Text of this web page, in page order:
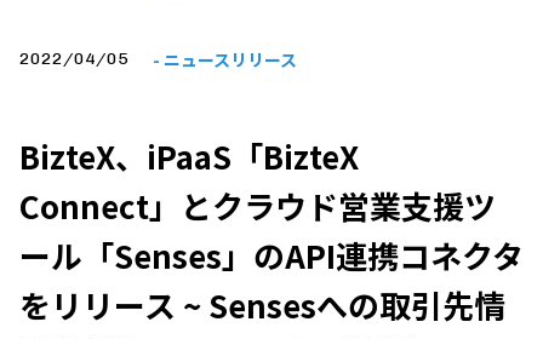
2022/04/05 - ニュースリリース
BizteX、iPaaS「BizteX
Connect」とクラウド営業支援ツ
ール「Senses」のAPI連携コネクタ
をリリース ~ Sensesへの取引先情